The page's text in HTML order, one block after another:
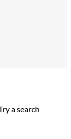
a search